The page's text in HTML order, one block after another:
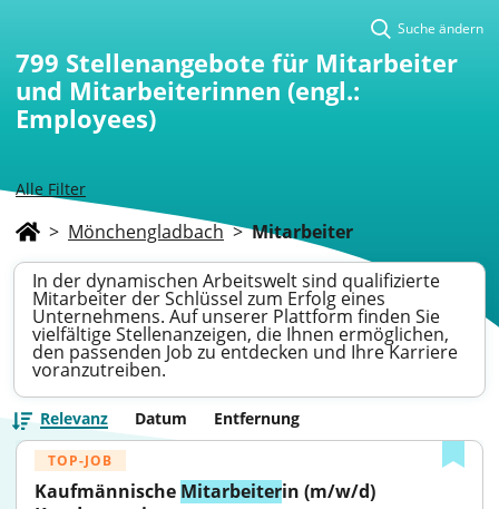
Alle Filter
Suche ändern
799 Stellenangebote für Mitarbeiter
und Mitarbeiterinnen (engl.:
Employees)
> Mönchengladbach > Mitarbeiter
In der dynamischen Arbeitswelt sind qualifizierte
Mitarbeiter der Schlüssel zum Erfolg eines
Unternehmens. Auf unserer Plattform finden Sie
vielfältige Stellenanzeigen, die Ihnen ermöglichen,
den passenden Job zu entdecken und Ihre Karriere
voranzutreiben.
Relevanz Datum Entfernung
TOP-JOB
Kaufmännische Mitarbeiterin (m/w/d)